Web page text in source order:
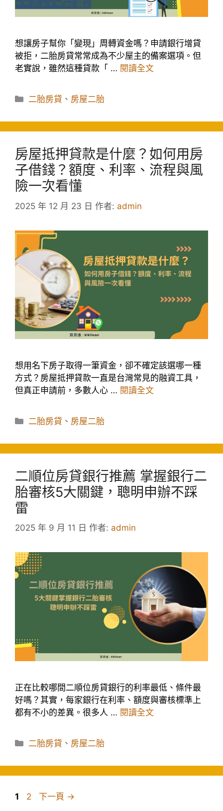
想讓房子幫你「變現」周轉資金嗎？申請銀行增貸
被拒，二胎房貸常常成為不少屋主的備案選項。但
老實說，雖然這種貸款「 … 閱讀全文
分
二胎房貸 、 房屋二胎
房屋抵押貸款是什麼？如何用房
子借錢？額度、利率、流程與風
險一次看懂
2025 年 12 月 23 日 作者: admin
想用名下房子取得一筆資金，卻不確定該選哪一種
方式？房屋抵押貸款一直是台灣常見的融資工具，
但真正申請前，多數人心 … 閱讀全文
分
二胎房貸 、 房屋二胎
二順位房貸銀行推薦 掌握銀行二
胎審核5大關鍵，聰明申辦不踩
雷
2025 年 9 月 11 日 作者: admin
正在比較哪間二順位房貸銀行的利率最低、條件最
好嗎？其實，每家銀行在利率、額度與審核標準上
都有不小的差異。很多人 … 閱讀全文
分
二胎房貸 、 房屋二胎
頁
1
頁
2 下一頁 →